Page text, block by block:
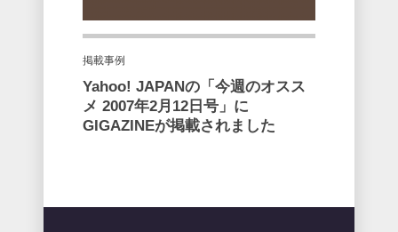
掲載事例
Yahoo! JAPANの「今週のオスス
メ 2007年2月12日号」に
GIGAZINEが掲載されました